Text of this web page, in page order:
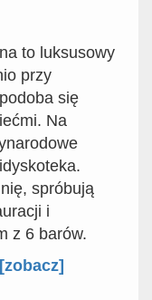
to luksusowy
przy
się
Na
spróbują
i
z 6 barów.
[zobacz]